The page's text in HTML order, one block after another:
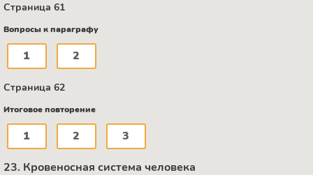
Страница 61
Вопросы к параграфу
1 2
Страница 62
Итоговое повторение
1 2 3
23. Кровеносная система человека